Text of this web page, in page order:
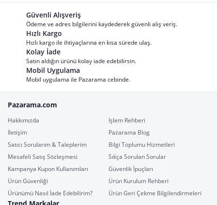
Güvenli Alışveriş
Ödeme ve adres bilgilerini kaydederek güvenli alış veriş.
Hızlı Kargo
Hızlı kargo ile ihtiyaçlarına en kısa sürede ulaş.
Kolay İade
Satın aldığın ürünü kolay iade edebilirsin.
Mobil Uygulama
Mobil uygulama ile Pazarama cebinde.
Pazarama.com
Hakkımızda
İşlem Rehberi
İletişim
Pazarama Blog
Satıcı Sorularım & Taleplerim
Bilgi Toplumu Hizmetleri
Mesafeli Satış Sözleşmesi
Sıkça Sorulan Sorular
Kampanya Kupon Kullanımları
Güvenlik İpuçları
Ürün Güvenliği
Ürün Kurulum Rehberi
Ürünümü Nasıl İade Edebilirim?
Ürün Geri Çekme Bilgilendirmeleri